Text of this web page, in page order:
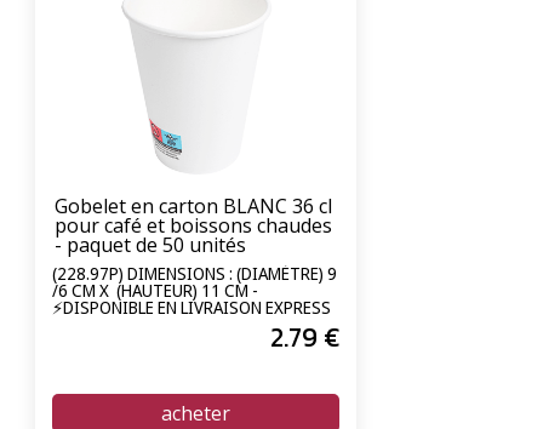
Gobelet en carton BLANC 36 cl
pour café et boissons chaudes
- paquet de 50 unités
(228.97P) DIMENSIONS : (DIAMÈTRE) 9
/6 CM X (HAUTEUR) 11 CM -
⚡DISPONIBLE EN LIVRAISON EXPRESS
2.79 €